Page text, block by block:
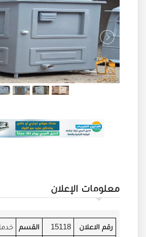
معلومات الإعلان
رقم الاعلان 15118 القسم خدمات